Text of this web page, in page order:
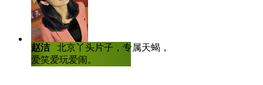
自发电装置的自行车"和一种"
技公司聘为特约工程师，就太
候才上小学二年级，可能刚刚
赵洁
北京丫头片子，专属天蝎，爱哭
爱笑爱玩爱闹。